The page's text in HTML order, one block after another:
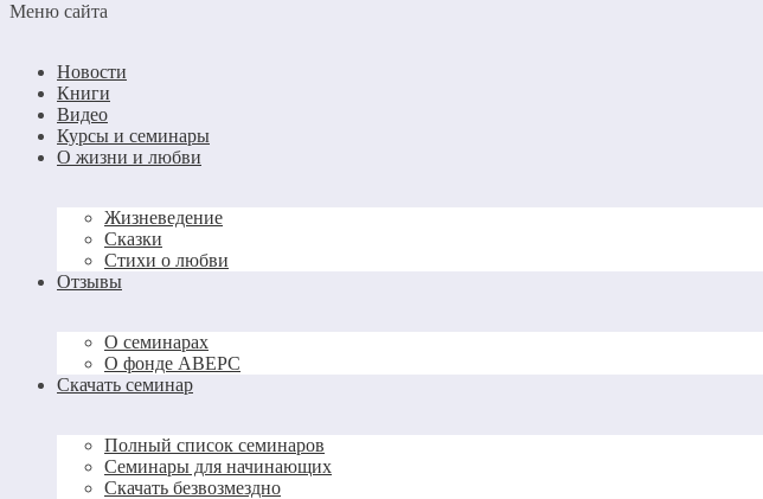
Меню сайта
Новости
Книги
Видео
Курсы и семинары
О жизни и любви
Жизневедение
Сказки
Стихи о любви
Отзывы
О семинарах
О фонде АВЕРС
Скачать семинар
Полный список семинаров
Семинары для начинающих
Скачать безвозмездно